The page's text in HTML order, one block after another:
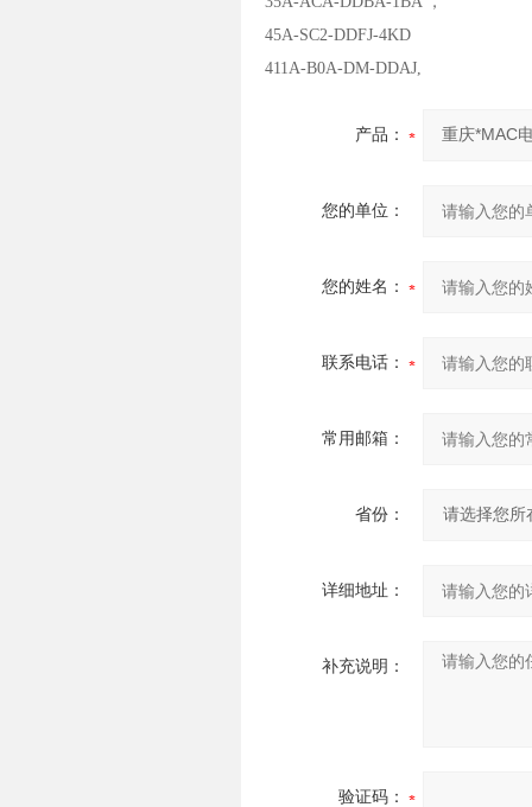
45A-SC2-DDFJ-4KD
411A-B0A-DM-DDAJ,
产品：
您的单位：
您的姓名：
联系电话：
常用邮箱：
省份：
详细地址：
补充说明：
验证码：